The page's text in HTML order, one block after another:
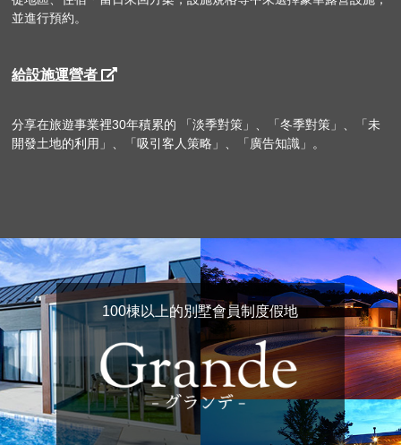
並進行預約。
給設施運營者
分享在旅遊事業裡30年積累的 「淡季對策」、「冬季對策」、「未
開發土地的利用」、「吸引客人策略」、「廣告知識」。
100棟以上的別墅會員制度假地